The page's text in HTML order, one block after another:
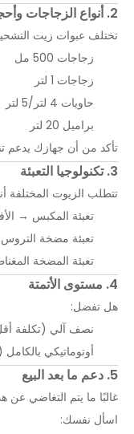
2. أنواع الزجاجات وأحجامها
تختلف عبوات زيت
زجاجات 500 مل
زجاجات 1 لتر
حاويات 4 لتر/5 لتر
براميل 20 لتر
تأكد من أن جهازك يدعم
3. تكنولوجيا التعبئة
تتطلب الزيوت المختلفة
تعبئة المكبس →
تعبئة مضخة
تعبئة المضخة
4. مستوى الأتمتة
هل تفضل:
نصف آلي (تكلفة
أوتوماتيكي
5. دعم ما بعد البيع
غالبًا ما يتم التغاضي عن
اسأل نفسك: